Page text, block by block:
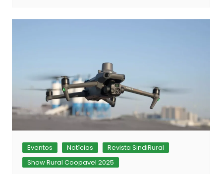
Eventos Notícias
Revista SindiRural
Show Rural Coopavel 2025